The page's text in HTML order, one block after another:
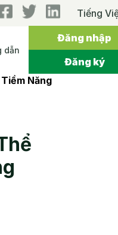
Tiếng
dẫn
Đăng nhập
Đăng ký
Năng